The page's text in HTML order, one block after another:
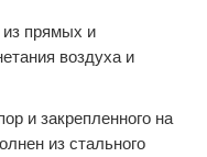
из прямых и
воздуха и
и закрепленного на
из стального